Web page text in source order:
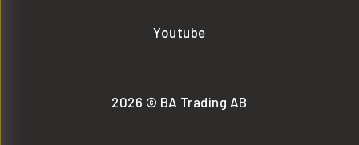
Youtube
2026 © BA Trading AB